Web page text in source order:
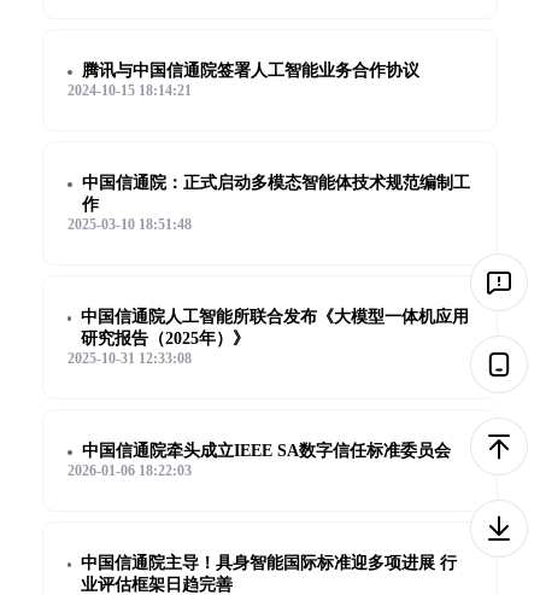
腾讯与中国信通院签署人工智能业务合作协议
2024-10-15 18:14:21
中国信通院：正式启动多模态智能体技术规范编制工
作
2025-03-10 18:51:48
中国信通院人工智能所联合发布《大模型一体机应用
研究报告（2025年）》
2025-10-31 12:33:08
中国信通院牵头成立IEEE SA数字信任标准委员会
2026-01-06 18:22:03
中国信通院主导！具身智能国际标准迎多项进展 行
业评估框架日趋完善